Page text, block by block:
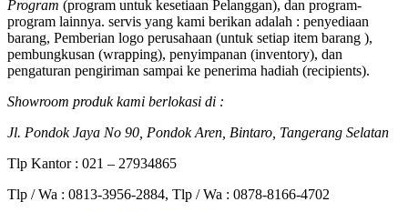
Program (program untuk kesetiaan Pelanggan), dan program-
program lainnya. servis yang kami berikan adalah : penyediaan
barang, Pemberian logo perusahaan (untuk setiap item barang ),
pembungkusan (wrapping), penyimpanan (inventory), dan
pengaturan pengiriman sampai ke penerima hadiah (recipients).
Showroom produk kami berlokasi di :
Jl. Pondok Jaya No 90, Pondok Aren, Bintaro, Tangerang Selatan
Tlp Kantor : 021 – 27934865
Tlp / Wa : 0813-3956-2884, Tlp / Wa : 0878-8166-4702